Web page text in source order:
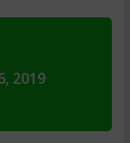
2019